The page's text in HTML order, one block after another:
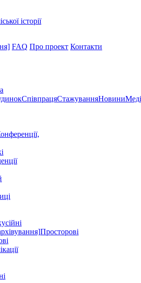
історії
FAQ Про проект Контакти
СпівпрацяСтажуванняНовини
Просторові